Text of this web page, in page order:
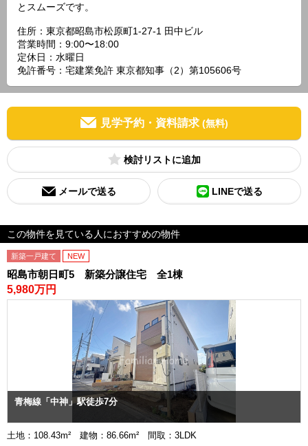
とスムーズです。
住所：東京都昭島市松原町1-27-1 田中ビル
営業時間：9:00〜18:00
定休日：水曜日
免許番号：宅建業免許 東京都知事（2）第105606号
見学予約・資料請求 (無料)
検討リスト
メールで送る LINEで送る
この物件を見ている人におすすめの物件
新築一戸建て NEW
昭島市朝日町5 新築分譲住宅 全1棟
5,980万円
青梅線「中神」駅徒歩7分
土地：108.43m² 建物：86.66m² 間取：3LDK